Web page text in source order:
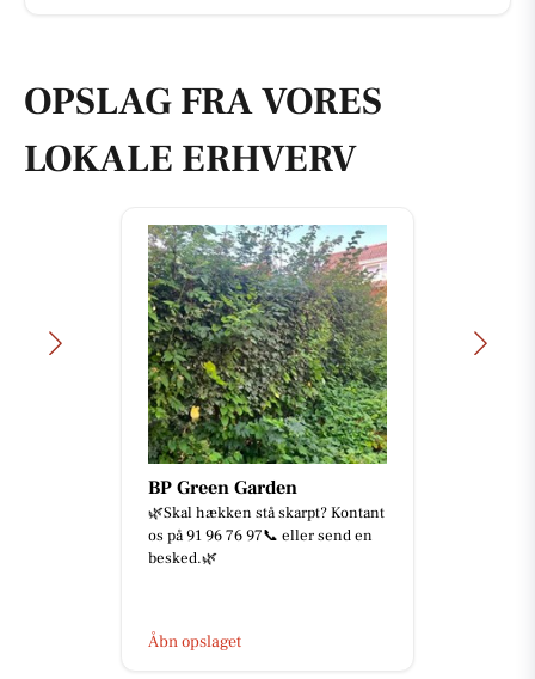
OPSLAG FRA VORES
LOKALE ERHVERV
BP Green Garden
🌿Skal hækken stå skarpt? Kontant
os på 91 96 76 97📞 eller send en
besked.🌿
Åbn opslaget